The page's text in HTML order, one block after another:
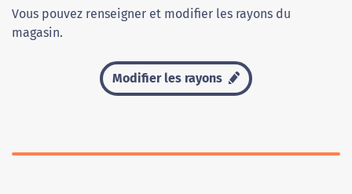
Vous pouvez renseigner et modifier les rayons du
magasin.
Modifier les rayons